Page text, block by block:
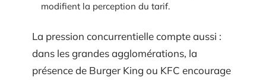
modifient la perception du tarif.
La pression concurrentielle compte aussi :
dans les grandes agglomérations, la
présence de Burger King ou KFC encourage